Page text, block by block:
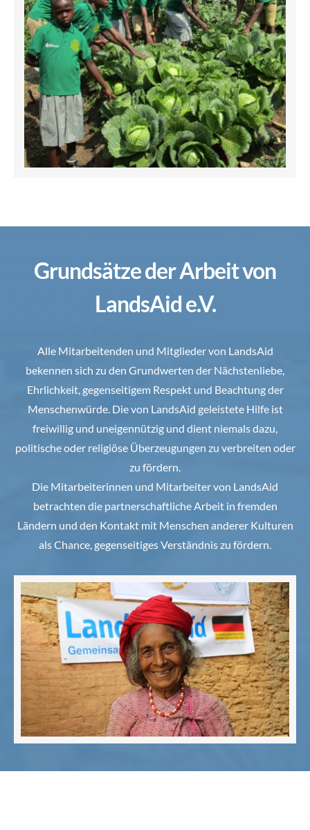
Grundsätze der Arbeit von
LandsAid e.V.
Alle Mitarbeitenden und Mitglieder von LandsAid
bekennen sich zu den Grundwerten der Nächstenliebe,
Ehrlichkeit, gegenseitigem Respekt und Beachtung der
Menschenwürde. Die von LandsAid geleistete Hilfe ist
freiwillig und uneigennützig und dient niemals dazu,
politische oder religiöse Überzeugungen zu verbreiten oder
zu fördern.
Die Mitarbeiterinnen und Mitarbeiter von LandsAid
betrachten die partnerschaftliche Arbeit in fremden
Ländern und den Kontakt mit Menschen anderer Kulturen
als Chance, gegenseitiges Verständnis zu fördern.